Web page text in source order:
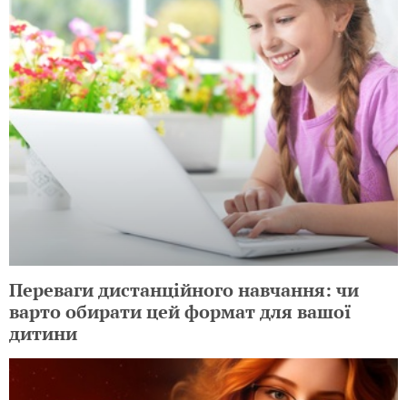
Переваги дистанційного навчання: чи
варто обирати цей формат для вашої
дитини